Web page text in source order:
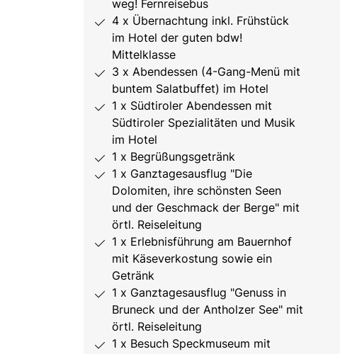
weg! Fernreisebus
4 x Übernachtung inkl. Frühstück
im Hotel der guten bdw!
Mittelklasse
3 x Abendessen (4-Gang-Menü mit
buntem Salatbuffet) im Hotel
1 x Südtiroler Abendessen mit
Südtiroler Spezialitäten und Musik
im Hotel
1 x Begrüßungsgetränk
1 x Ganztagesausflug "Die
Dolomiten, ihre schönsten Seen
und der Geschmack der Berge" mit
örtl. Reiseleitung
1 x Erlebnisführung am Bauernhof
mit Käseverkostung sowie ein
Getränk
1 x Ganztagesausflug "Genuss in
Bruneck und der Antholzer See" mit
örtl. Reiseleitung
1 x Besuch Speckmuseum mit